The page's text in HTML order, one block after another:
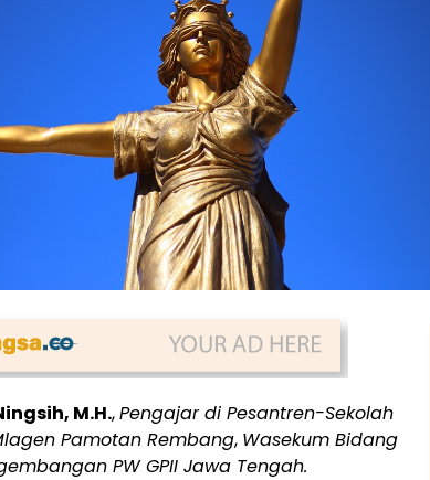
M.H.,Pengajar di Pesantren-Sekolah
Pamotan Rembang, Wasekum Bidang
PW GPII Jawa Tengah.